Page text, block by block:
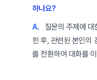
하나요?
A.
질문의 주제에
힌 후, 관련된 본인의
를 전환하여 대화를